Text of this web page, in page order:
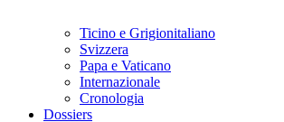
Ticino e Grigionitaliano
Svizzera
Papa e Vaticano
Internazionale
Cronologia
Dossiers